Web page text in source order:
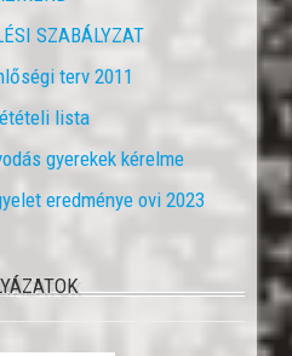
SZABÁLYZAT
terv 2011
lista
gyerekek kérelme
eredménye ovi 2023